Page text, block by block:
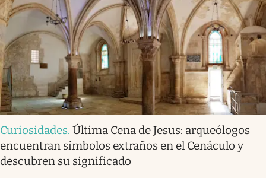
Curiosidades. Última Cena de Jesus: arqueólogos
encuentran símbolos extraños en el Cenáculo y
descubren su significado